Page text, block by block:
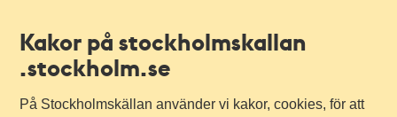
Kakor på stockholmskallan
.stockholm.se
På Stockholmskällan använder vi kakor, cookies, för att